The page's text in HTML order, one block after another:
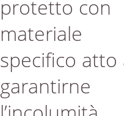
protetto con
materiale
specifico atto
garantirne